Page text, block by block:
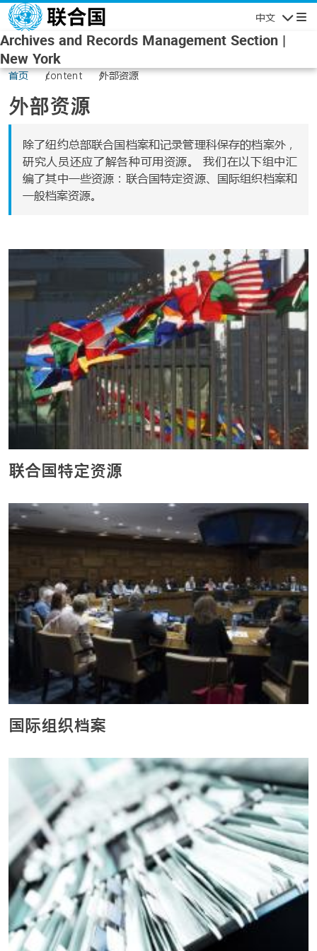
跳转到主要内容
中文
导航
Archives and Records Management Section |
New York
首页 content 外部资源
外部资源
除了纽约总部联合国档案和记录管理科保存的档案外，
研究人员还应了解各种可用资源。 我们在以下组中汇
编了其中一些资源：联合国特定资源、国际组织档案和
一般档案资源。
联合国特定资源
国际组织档案